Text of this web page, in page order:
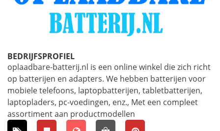
BEDRIJFSPROFIEL
oplaadbare-batterij.nl is een online winkel die zich richt
op batterijen en adapters. We hebben batterijen voor
mobiele telefoons, laptopbatterijen, tabletbatterijen,
laptopladers, pc-voedingen, enz., Met een compleet
assortiment aan productmodellen